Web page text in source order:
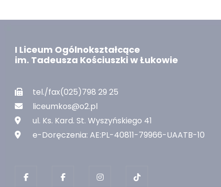
I Liceum Ogólnokształcące
im. Tadeusza Kościuszki w Łukowie
tel./fax(025)798 29 25
liceumkos@o2.pl
ul. Ks. Kard. St. Wyszyńskiego 41
e-Doręczenia: AE:PL-40811-79966-UAATB-10